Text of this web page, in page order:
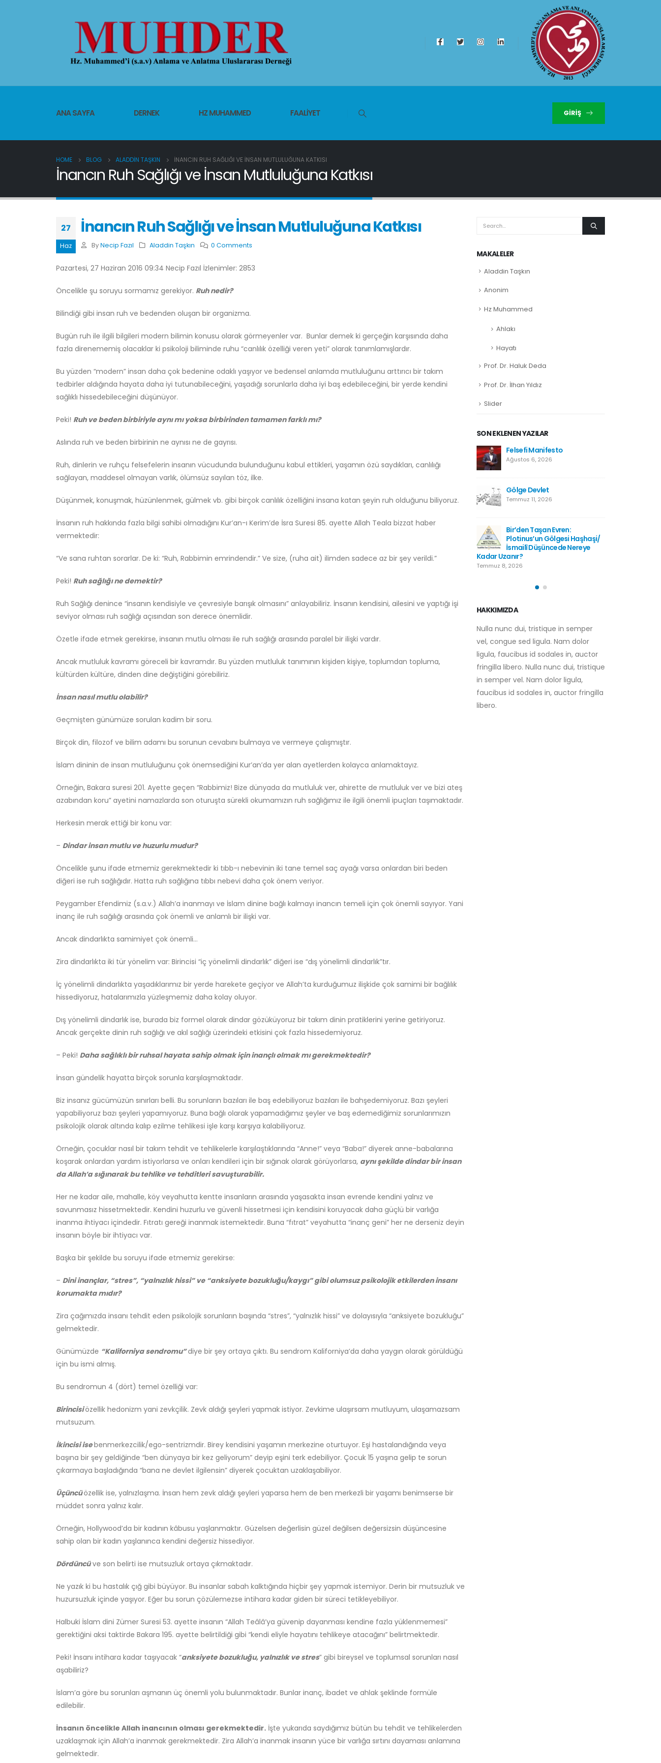
ANA SAYFA DERNEK HZ MUHAMMED FAALIYET GIRIŞ
HOME BLOG ALADDIN TAŞKIN İNANCIN RUH SAĞLIĞI VE İNSAN MUTLULUĞUNA KATKISI
İnancın Ruh Sağlığı ve İnsan Mutluluğuna Katkısı
27
Haz
İnancın Ruh Sağlığı ve İnsan Mutluluğuna Katkısı
By Necip Fazıl Aladdin Taşkın 0 Comments
Pazartesi, 27 Haziran 2016 09:34 Necip Fazıl İzlenimler: 2853
Öncelikle şu soruyu sormamız gerekiyor. Ruh nedir?
Bilindiği gibi insan ruh ve bedenden oluşan bir organizma.
Bugün ruh ile ilgili bilgileri modern bilimin konusu olarak görmeyenler var. Bunlar demek ki gerçeğin karşısında daha
fazla direnememiş olacaklar ki psikoloji biliminde ruhu “canlılık özelliği veren yeti” olarak tanımlamışlardır.
Bu yüzden “modern” insan daha çok bedenine odaklı yaşıyor ve bedensel anlamda mutluluğunu arttırıcı bir takım
tedbirler aldığında hayata daha iyi tutunabileceğini, yaşadığı sorunlarla daha iyi baş edebileceğini, bir yerde kendini
sağlıklı hissedebileceğini düşünüyor.
Peki! Ruh ve beden birbiriyle aynı mı yoksa birbirinden tamamen farklı mı?
Aslında ruh ve beden birbirinin ne aynısı ne de gayrısı.
Ruh, dinlerin ve ruhçu felsefelerin insanın vücudunda bulunduğunu kabul ettikleri, yaşamın özü saydıkları, canlılığı
sağlayan, maddesel olmayan varlık, ölümsüz sayılan töz, ilke.
Düşünmek, konuşmak, hüzünlenmek, gülmek vb. gibi birçok canlılık özelliğini insana katan şeyin ruh olduğunu biliyoruz.
İnsanın ruh hakkında fazla bilgi sahibi olmadığını Kur’an-ı Kerim’de İsra Suresi 85. ayette Allah Teala bizzat haber
vermektedir:
“Ve sana ruhtan sorarlar. De ki: “Ruh, Rabbimin emrindendir.” Ve size, (ruha ait) ilimden sadece az bir şey verildi.”
Peki! Ruh sağlığı ne demektir?
Ruh Sağlığı denince “insanın kendisiyle ve çevresiyle barışık olmasını” anlayabiliriz. İnsanın kendisini, ailesini ve yaptığı işi
seviyor olması ruh sağlığı açısından son derece önemlidir.
Özetle ifade etmek gerekirse, insanın mutlu olması ile ruh sağlığı arasında paralel bir ilişki vardır.
Ancak mutluluk kavramı göreceli bir kavramdır. Bu yüzden mutluluk tanımının kişiden kişiye, toplumdan topluma,
kültürden kültüre, dinden dine değiştiğini görebiliriz.
İnsan nasıl mutlu olabilir?
Geçmişten günümüze sorulan kadim bir soru.
Birçok din, filozof ve bilim adamı bu sorunun cevabını bulmaya ve vermeye çalışmıştır.
İslam dininin de insan mutluluğunu çok önemsediğini Kur’an’da yer alan ayetlerden kolayca anlamaktayız.
Örneğin, Bakara suresi 201. Ayette geçen “Rabbimiz! Bize dünyada da mutluluk ver, ahirette de mutluluk ver ve bizi ateş
azabından koru” ayetini namazlarda son oturuşta sürekli okumamızın ruh sağlığımız ile ilgili önemli ipuçları taşımaktadır.
Herkesin merak ettiği bir konu var:
– Dindar insan mutlu ve huzurlu mudur?
Öncelikle şunu ifade etmemiz gerekmektedir ki tıbb-ı nebevinin iki tane temel saç ayağı varsa onlardan biri beden
diğeri ise ruh sağlığıdır. Hatta ruh sağlığına tıbbı nebevi daha çok önem veriyor.
Peygamber Efendimiz (s.a.v.) Allah’a inanmayı ve İslam dinine bağlı kalmayı inancın temeli için çok önemli sayıyor. Yani
inanç ile ruh sağılığı arasında çok önemli ve anlamlı bir ilişki var.
Ancak dindarlıkta samimiyet çok önemli…
Zira dindarlıkta iki tür yönelim var: Birincisi “iç yönelimli dindarlık” diğeri ise “dış yönelimli dindarlık”tır.
İç yönelimli dindarlıkta yaşadıklarımız bir yerde harekete geçiyor ve Allah’ta kurduğumuz ilişkide çok samimi bir bağlılık
hissediyoruz, hatalarımızla yüzleşmemiz daha kolay oluyor.
Dış yönelimli dindarlık ise, burada biz formel olarak dindar gözüküyoruz bir takım dinin pratiklerini yerine getiriyoruz.
Ancak gerçekte dinin ruh sağlığı ve akıl sağlığı üzerindeki etkisini çok fazla hissedemiyoruz.
– Peki! Daha sağlıklı bir ruhsal hayata sahip olmak için inançlı olmak mı gerekmektedir?
İnsan gündelik hayatta birçok sorunla karşılaşmaktadır.
Biz insanız gücümüzün sınırları belli. Bu sorunların bazıları ile baş edebiliyoruz bazıları ile bahşedemiyoruz. Bazı şeyleri
yapabiliyoruz bazı şeyleri yapamıyoruz. Buna bağlı olarak yapamadığımız şeyler ve baş edemediğimiz sorunlarımızın
psikolojik olarak altında kalıp ezilme tehlikesi işle karşı karşıya kalabiliyoruz.
Örneğin, çocuklar nasıl bir takım tehdit ve tehlikelerle karşılaştıklarında “Anne!” veya “Baba!” diyerek anne-babalarına
koşarak onlardan yardım istiyorlarsa ve onları kendileri için bir sığınak olarak görüyorlarsa, aynı şekilde dindar bir insan
da Allah’a sığınarak bu tehlike ve tehditleri savuşturabilir.
Her ne kadar aile, mahalle, köy veyahutta kentte insanların arasında yaşasakta insan evrende kendini yalnız ve
savunmasız hissetmektedir. Kendini huzurlu ve güvenli hissetmesi için kendisini koruyacak daha güçlü bir varlığa
inanma ihtiyacı içindedir. Fıtratı gereği inanmak istemektedir. Buna “fıtrat” veyahutta “inanç geni” her ne derseniz deyin
insanın böyle bir ihtiyacı var.
Başka bir şekilde bu soruyu ifade etmemiz gerekirse:
– Dini inançlar, “stres”, “yalnızlık hissi” ve “anksiyete bozukluğu/kaygı” gibi olumsuz psikolojik etkilerden insanı
korumakta mıdır?
Zira çağımızda insanı tehdit eden psikolojik sorunların başında “stres”, “yalnızlık hissi” ve dolayısıyla “anksiyete bozukluğu”
gelmektedir.
Günümüzde “Kaliforniya sendromu”diye bir şey ortaya çıktı. Bu sendrom Kaliforniya’da daha yaygın olarak görüldüğü
için bu ismi almış.
Bu sendromun 4 (dört) temel özelliği var:
Birincisiözellik hedonizm yani zevkçilik. Zevk aldığı şeyleri yapmak istiyor. Zevkime ulaşırsam mutluyum, ulaşamazsam
mutsuzum.
İkincisi isebenmerkezcilik/ego-sentrizmdir. Birey kendisini yaşamın merkezine oturtuyor. Eşi hastalandığında veya
başına bir şey geldiğinde “ben dünyaya bir kez geliyorum” deyip eşini terk edebiliyor. Çocuk 15 yaşına gelip te sorun
çıkarmaya başladığında “bana ne devlet ilgilensin” diyerek çocuktan uzaklaşabiliyor.
Üçüncüözellik ise, yalnızlaşma. İnsan hem zevk aldığı şeyleri yaparsa hem de ben merkezli bir yaşamı benimserse bir
müddet sonra yalnız kalır.
Örneğin, Hollywood’da bir kadının kâbusu yaşlanmaktır. Güzelsen değerlisin güzel değilsen değersizsin düşüncesine
sahip olan bir kadın yaşlanınca kendini değersiz hissediyor.
Dördüncüve son belirti ise mutsuzluk ortaya çıkmaktadır.
Ne yazık ki bu hastalık çığ gibi büyüyor. Bu insanlar sabah kalktığında hiçbir şey yapmak istemiyor. Derin bir mutsuzluk ve
huzursuzluk içinde yaşıyor. Eğer bu sorun çözülemezse intihara kadar giden bir süreci tetikleyebiliyor.
Halbuki İslam dini Zümer Suresi 53. ayette insanın “Allah Teâlâ’ya güvenip dayanması kendine fazla yüklenmemesi”
gerektiğini aksi taktirde Bakara 195. ayette belirtildiği gibi “kendi eliyle hayatını tehlikeye atacağını” belirtmektedir.
Peki! İnsanı intihara kadar taşıyacak “anksiyete bozukluğu, yalnızlık ve stres” gibi bireysel ve toplumsal sorunları nasıl
aşabiliriz?
İslam’a göre bu sorunları aşmanın üç önemli yolu bulunmaktadır. Bunlar inanç, ibadet ve ahlak şeklinde formüle
edilebilir.
İnsanın öncelikle Allah inancının olması gerekmektedir. İşte yukarıda saydığımız bütün bu tehdit ve tehlikelerden
uzaklaşmak için Allah’a inanmak gerekmektedir. Zira Allah’a inanmak insanın yüce bir varlığa sırtını dayaması anlamına
gelmektedir.
MAKALELER
Aladdin Taşkın
Anonim
Hz Muhammed
Ahlakı
Hayatı
Prof. Dr. Haluk Deda
Prof. Dr. İlhan Yıldız
Slider
SON EKLENEN YAZILAR
Felsefi Manifesto
Temmuz 11, 2026
Bir’den Taşan Evren:
Kadar Uzanır?
Temmuz 2, 2026
Kur’anTilaveti: Bir Milletin
Haziran 28, 2026
Yetiştiremiyor?
Haziran 28, 2026
Temmuz 11, 2026
Kadar Uzanır?
Kutsala Saygı, Hürriyetin
Düşmanı Değildir
Kışladan Yükselen
Kur’anTilaveti: Bir Milletin
Haziran 28, 2026
Türkiye Neden Futbolcu
Yetiştiremiyor?
Haziran 28, 2026
HAKKIMIZDA
Nulla nunc dui, tristique in semper
vel, congue sed ligula. Nam dolor
ligula, faucibus id sodales in, auctor
fringilla libero. Nulla nunc dui, tristique
in semper vel. Nam dolor ligula,
faucibus id sodales in, auctor fringilla
libero.